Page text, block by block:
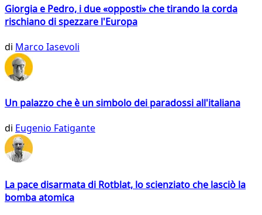
Giorgia e Pedro, i due «opposti» che tirando la corda
rischiano di spezzare l'Europa
di Marco Iasevoli
Un palazzo che è un simbolo dei paradossi all'italiana
di Eugenio Fatigante
La pace disarmata di Rotblat, lo scienziato che lasciò la
bomba atomica